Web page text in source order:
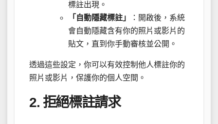
標註出現。
「自動隱藏標註」
：開啟後，系統
會自動隱藏含有你的照片或影片的
貼文，直到你手動審核並公開。
透過這些設定，你可以有效控制他人標註你的
照片或影片，保護你的個人空間。
2. 拒絕標註請求